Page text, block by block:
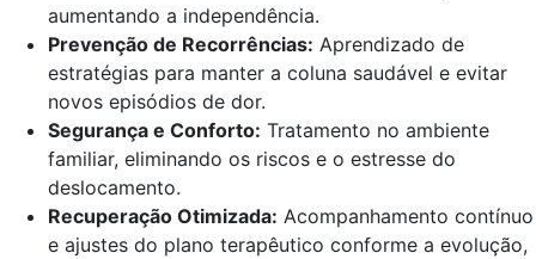
aumentando a independência.
Prevenção de Recorrências: Aprendizado de
estratégias para manter a coluna saudável e evitar
novos episódios de dor.
Segurança e Conforto: Tratamento no ambiente
familiar, eliminando os riscos e o estresse do
deslocamento.
Recuperação Otimizada: Acompanhamento contínuo
e ajustes do plano terapêutico conforme a evolução,